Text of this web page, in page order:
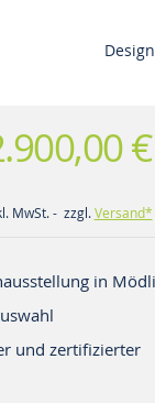
€
MwSt. - zzgl.Versand*
in
und zertifizierter